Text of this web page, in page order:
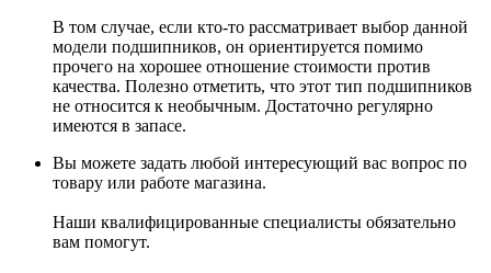
В том случае, если кто-то рассматривает выбор данной
модели подшипников, он ориентируется помимо
прочего на хорошее отношение стоимости против
качества. Полезно отметить, что этот тип подшипников
не относится к необычным. Достаточно регулярно
имеются в запасе.
Вы можете задать любой интересующий вас вопрос по
товару или работе магазина.
Наши квалифицированные специалисты обязательно
вам помогут.